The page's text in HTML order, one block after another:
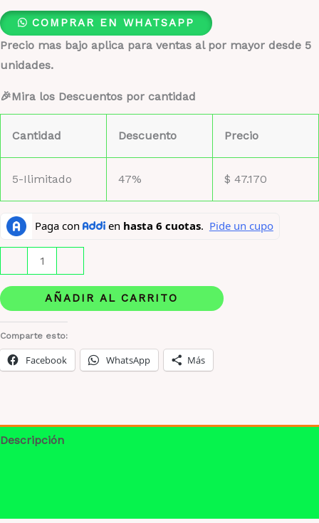
COMPRAR EN WHATSAPP
Precio mas bajo aplica para ventas al por mayor desde 5
unidades.
🎉Mira los Descuentos por cantidad
Cantidad Descuento Precio
5-Ilimitado 47% $ 47.170
Invictus
Onyx
by
Paco
Rabanne
cantidad
AÑADIR AL CARRITO
Comparte esto:
Facebook WhatsApp Más
Descripción